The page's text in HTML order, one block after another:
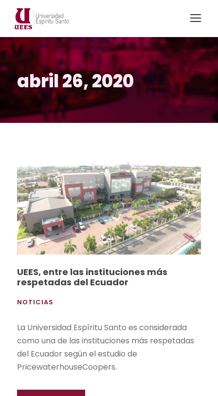
abril 26, 2020
UEES, entre las instituciones más
respetadas del Ecuador
NOTICIAS
La Universidad Espíritu Santo es considerada
como una de las instituciones más respetadas
del Ecuador según el estudio de
PricewaterhouseCoopers.